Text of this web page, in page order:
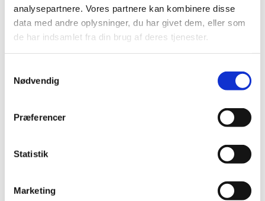
analysepartnere. Vores partnere kan kombinere disse
data med andre oplysninger, du har givet dem, eller som
de har indsamlet fra din brug af deres tjenester.
Nødvendig
Præferencer
Statistik
Marketing
2013 (45)
2012 (44)
2011 (13)
november (1)
september (2)
juli (1)
maj (2)
2010 (7)